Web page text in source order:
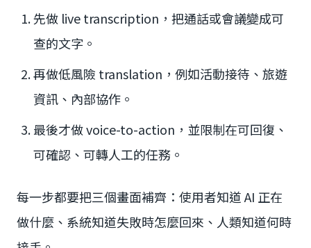
先做 live transcription，把通話或會議變成可
查的文字。
再做低風險 translation，例如活動接待、旅遊
資訊、內部協作。
最後才做 voice-to-action，並限制在可回復、
可確認、可轉人工的任務。
每一步都要把三個畫面補齊：使用者知道 AI 正在
做什麼、系統知道失敗時怎麼回來、人類知道何時